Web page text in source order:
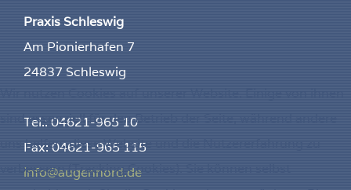
Praxis Schleswig
Am Pionierhafen 7
24837 Schleswig
Tel.: 04621-965 10
Fax: 04621-965 115
info@augennord.de
sind essenziell für den Betrieb der Seite, während andere
uns helfen, diese Website und die Nutzererfahrung zu
verbessern (Tracking Cookies). Sie können selbst